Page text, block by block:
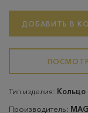
ДОБАВИТЬ В
Тип изделия: Кольцо
Производитель: